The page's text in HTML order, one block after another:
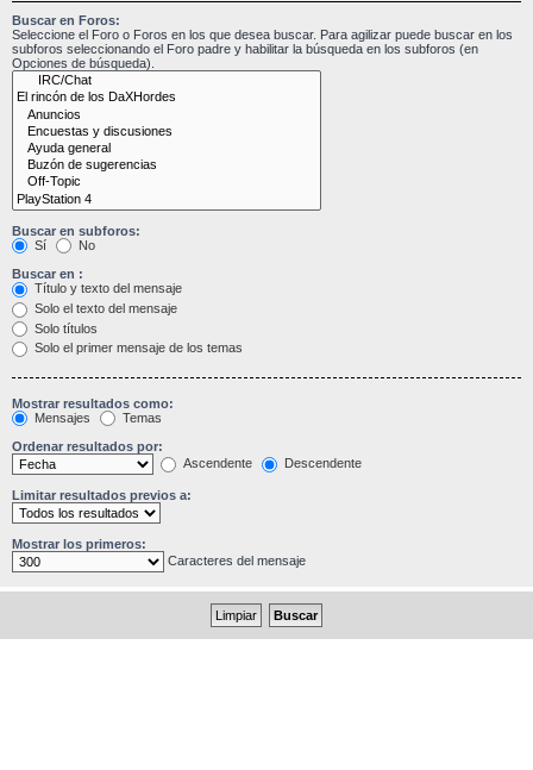
Buscar en Foros:
Seleccione el Foro o Foros en los que desea buscar. Para agilizar puede buscar en los
subforos seleccionando el Foro padre y habilitar la búsqueda en los subforos (en
Opciones de búsqueda).
Buscar en subforos:
Sí
No
Buscar en :
Título y texto del mensaje
Solo el texto del mensaje
Solo títulos
Solo el primer mensaje de los temas
Mostrar resultados como:
Mensajes
Temas
Ordenar resultados por:
Ascendente
Descendente
Limitar resultados previos a:
Mostrar los primeros:
Caracteres del mensaje